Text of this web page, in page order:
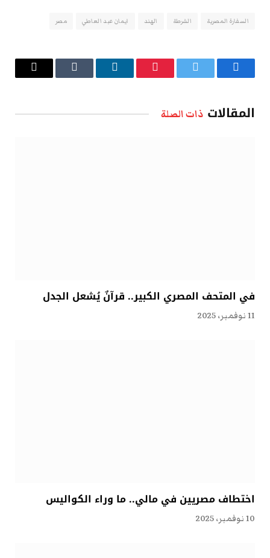
السفارة المصرية الشرطة الهند ايمان عبد العاطي مصر
فيسبوك تويتر بينتيريستلينكدإن Tumblr
البريد
المقالات ذات الصلة
في المتحف المصري الكبير.. قرآنٌ يُشعل الجدل
11 نوفمبر، 2025
اختطاف مصريين في مالي.. ما وراء الكواليس
10 نوفمبر، 2025